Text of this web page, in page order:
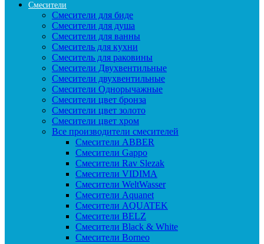
Смесители
Смесители для биде
Смесители для душа
Смесители для ванны
Смеситель для кухни
Смеситель для раковины
Смесители Двухвентильные
Смесители двухвентильные
Смесители Однорычажные
Смесители цвет бронза
Смесители цвет золото
Смесители цвет хром
Все производители смесителей
Cмесители ABBER
Cмесители Gappo
Cмесители Rav Slezak
Cмесители VIDIMA
Cмесители WeltWasser
Смесители Aquanet
Смесители AQUATEK
Смесители BELZ
Смесители Black & White
Смесители Borneo